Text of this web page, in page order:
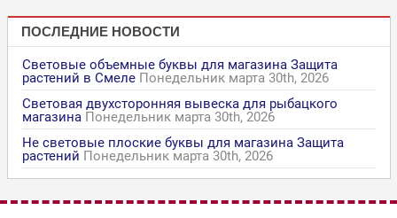
ПОСЛЕДНИЕ НОВОСТИ
Световые объемные буквы для магазина Защита
растений в Смеле Понедельник марта 30th, 2026
Световая двухсторонняя вывеска для рыбацкого
магазина Понедельник марта 30th, 2026
Не световые плоские буквы для магазина Защита
растений Понедельник марта 30th, 2026